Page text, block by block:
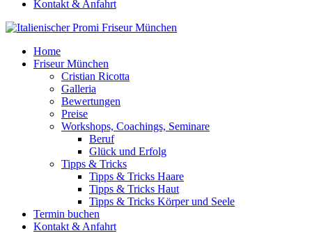
Kontakt & Anfahrt
Home
Friseur München
Cristian Ricotta
Galleria
Bewertungen
Preise
Workshops, Coachings, Seminare
Beruf
Glück und Erfolg
Tipps & Tricks
Tipps & Tricks Haare
Tipps & Tricks Haut
Tipps & Tricks Körper und Seele
Termin buchen
Kontakt & Anfahrt